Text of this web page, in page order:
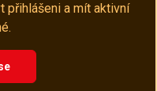
přihlášeni a mít aktivní